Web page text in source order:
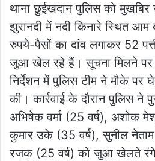
थाना छुईखदान पुलिस को मुखबिर
झुरानदी में नदी किनारे स्थित
रुपये-पैसों का दांव लगाकर 52
जुआ खेल रहे हैं। सूचना मिलने पर
निर्देशन में पुलिस टीम ने मौके पर
की। कार्रवाई के दौरान पुलिस ने
अभिषेक वर्मा (25 वर्ष), अशोक
कुमार उके (35 वर्ष), सुनील
रजक (25 वर्ष) को जुआ खेलते रंगे